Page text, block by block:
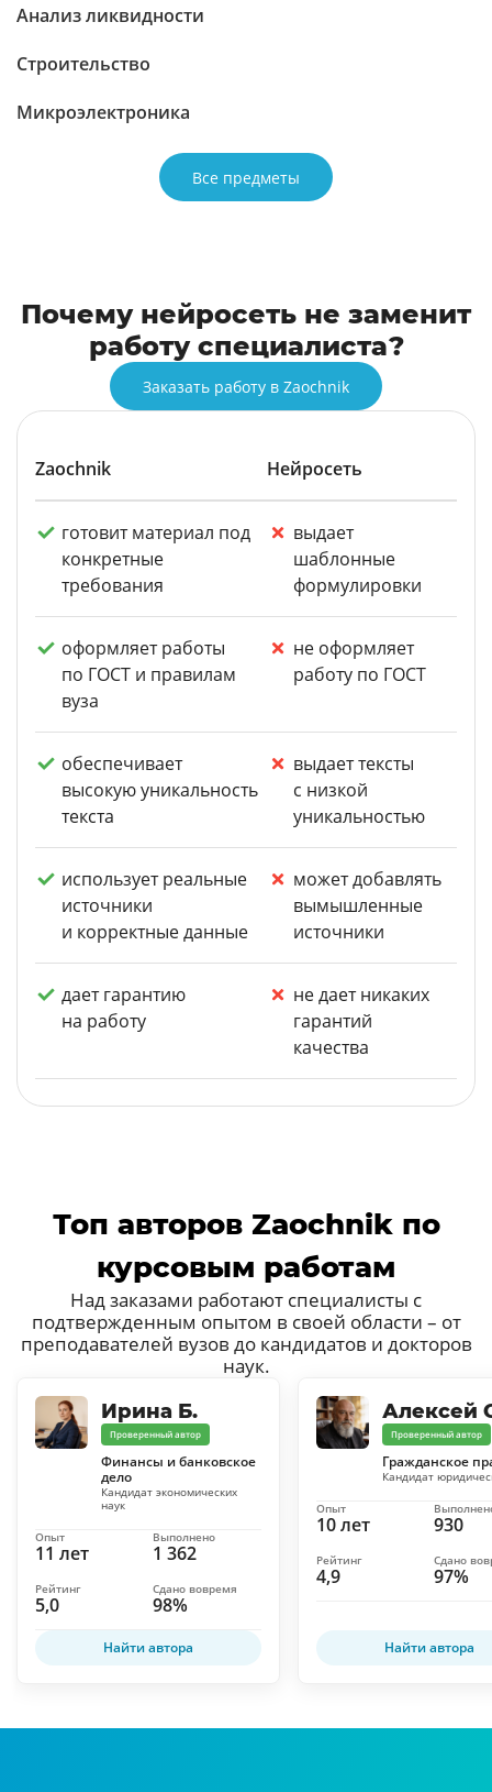
Анализ ликвидности
Строительство
Микроэлектроника
Все предметы
Почему нейросеть не заменит
работу специалиста?
Заказать работу в Zaochnik
Zaochnik Нейросеть
готовит материал под
конкретные
требования
выдает
шаблонные
формулировки
оформляет работы
по ГОСТ и правилам
вуза
не оформляет
работу по ГОСТ
обеспечивает
высокую уникальность
текста
выдает тексты
с низкой
уникальностью
использует реальные
источники
и корректные данные
может добавлять
вымышленные
источники
дает гарантию
на работу
не дает никаких
гарантий
качества
Топ авторов Zaochnik по
курсовым работам
Над заказами работают специалисты с
подтвержденным опытом в своей области – от
преподавателей вузов до кандидатов и докторов
наук.
Ирина Б.
Проверенный автор
Финансы и банковское
дело
Кандидат экономических
наук
11 лет
Опыт
1 362
Выполнено
5,0
Рейтинг
98%
Сдано вовремя
Найти автора
Алексей
Проверенный автор
Гражданское
Кандидат
10 лет
Опыт
930
4,9
Рейтинг
97%
Сдано
Найти автора